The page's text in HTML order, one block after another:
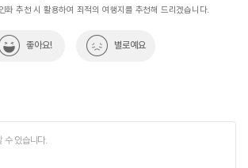
화 추천 시 활용하여 최적의 여행지를 추천해 드리겠습니다.
좋아요! 별로예요